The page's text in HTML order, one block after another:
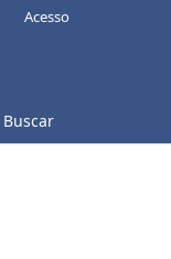
Buscar
Acesso